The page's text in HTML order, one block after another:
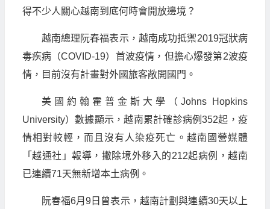
得不少人關心越南到底何時會開放邊境？
越南總理阮春福表示，越南成功抵禦2019冠狀病
毒疾病（COVID-19）首波疫情，但擔心爆發第2波疫
情，目前沒有計畫對外國旅客敞開國門。
美國約翰霍普金斯大學（Johns Hopkins
University）數據顯示，越南累計確診病例352起，疫
情相對較輕，而且沒有人染疫死亡。越南國營媒體
「越通社」報導，撇除境外移入的212起病例，越南
已連續71天無新增本土病例。
阮春福6月9日曾表示，越南計劃與連續30天以上